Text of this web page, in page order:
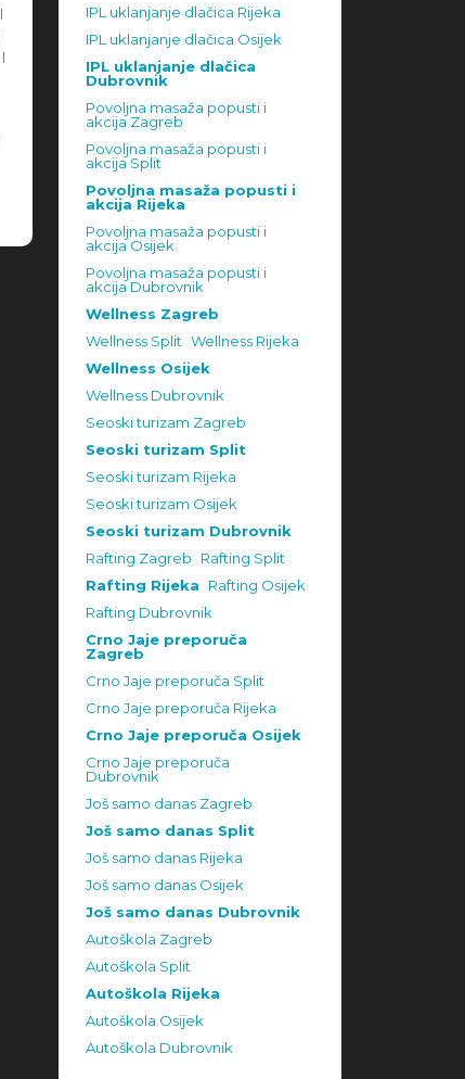
|
|
IPL uklanjanje dlačica Rijeka
IPL uklanjanje dlačica Osijek
IPL uklanjanje dlačica
Dubrovnik
Povoljna masaža popusti i
akcija Zagreb
Povoljna masaža popusti i
akcija Split
Povoljna masaža popusti i
akcija Rijeka
Povoljna masaža popusti i
akcija Osijek
Povoljna masaža popusti i
akcija Dubrovnik
Wellness Zagreb
Wellness Split Wellness Rijeka
Wellness Osijek
Wellness Dubrovnik
Seoski turizam Zagreb
Seoski turizam Split
Seoski turizam Rijeka
Seoski turizam Osijek
Seoski turizam Dubrovnik
Rafting Zagreb
Rafting Split
Rafting Rijeka
Rafting Osijek
Rafting Dubrovnik
Crno Jaje preporuča
Zagreb
Crno Jaje preporuča Split
Crno Jaje preporuča Rijeka
Crno Jaje preporuča Osijek
Crno Jaje preporuča
Dubrovnik
Još samo danas Zagreb
Još samo danas Split
Još samo danas Rijeka
Još samo danas Osijek
Još samo danas Dubrovnik
Autoškola Zagreb
Autoškola Split
Autoškola Rijeka
Autoškola Osijek
Autoškola Dubrovnik